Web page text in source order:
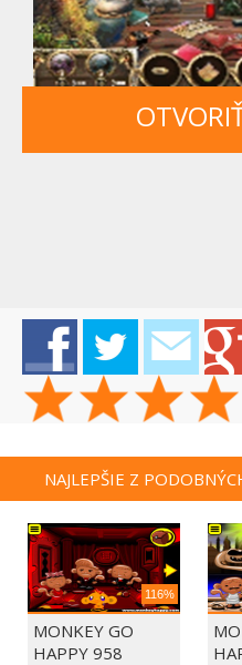
NAJLEPŠIE Z
116%
MONKEY GO
HAPPY 958